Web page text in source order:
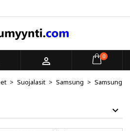
 0
Suojalasit Samsung
Samsung
×
×
×
jotta voit lisätä tuotteita
Peruuta Kirjaudu sisään